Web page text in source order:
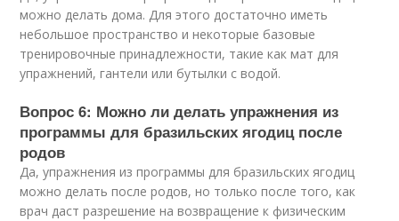
можно делать дома. Для этого достаточно иметь
небольшое пространство и некоторые базовые
тренировочные принадлежности, такие как мат для
упражнений, гантели или бутылки с водой.
Вопрос 6: Можно ли делать упражнения из
программы для бразильских ягодиц после
родов
Да, упражнения из программы для бразильских ягодиц
можно делать после родов, но только после того, как
врач даст разрешение на возвращение к физическим